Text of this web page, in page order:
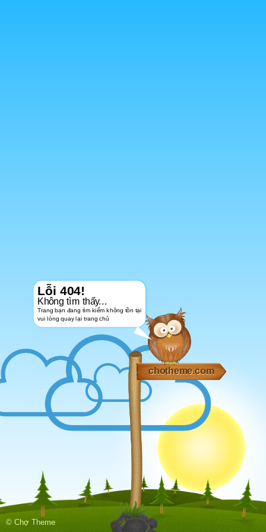
Lỗi 404!
Không tìm thấy...
Trang bạn đang tìm kiếm không tồn tại
vui lòng quay lại trang chủ
chotheme.com
© Chợ Theme